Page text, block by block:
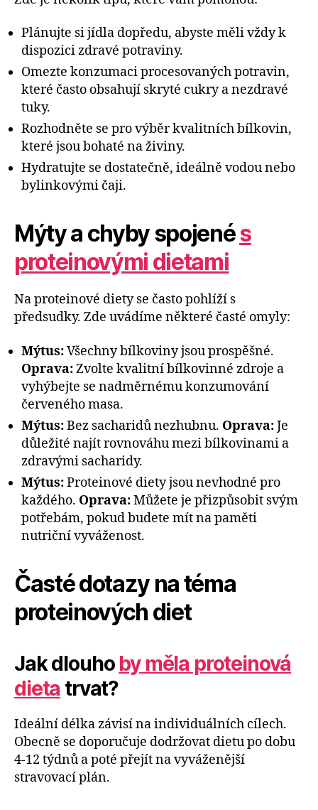
Plánujte si jídla dopředu, abyste měli vždy k
dispozici zdravé potraviny.
Omezte konzumaci procesovaných potravin,
které často obsahují skryté cukry a nezdravé
tuky.
Rozhodněte se pro výběr kvalitních bílkovin,
které jsou bohaté na živiny.
Hydratujte se dostatečně, ideálně vodou nebo
bylinkovými čaji.
Mýty a chyby spojenés
proteinovými dietami
Na proteinové diety se často pohlíží s
předsudky. Zde uvádíme některé časté omyly:
Mýtus:Všechny bílkoviny jsou prospěšné.
Oprava:Zvolte kvalitní bílkovinné zdroje a
vyhýbejte se nadměrnému konzumování
červeného masa.
Mýtus:Bez sacharidů nezhubnu. Oprava:Je
důležité najít rovnováhu mezi bílkovinami a
zdravými sacharidy.
Mýtus:Proteinové diety jsou nevhodné pro
každého. Oprava:Můžete je přizpůsobit svým
potřebám, pokud budete mít na paměti
nutriční vyváženost.
Časté dotazy na téma
proteinových diet
Jak dlouho by měla proteinová
dieta trvat?
Ideální délka závisí na individuálních cílech.
Obecně se doporučuje dodržovat dietu po dobu
4-12 týdnů a poté přejít na vyváženější
stravovací plán.